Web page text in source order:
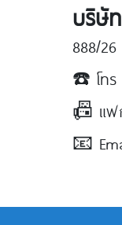
บริษั
888/
☎️ โทร
📠 แฟ
📧